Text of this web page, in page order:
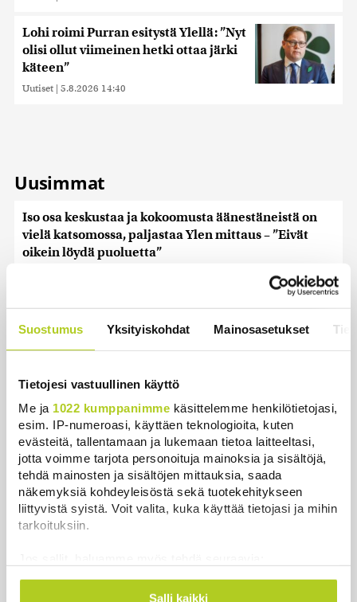
Suostumus Yksityiskohdat Mainosasetukset
Tietojesi vastuullinen käyttö
Me ja 1022 kumppanimme käsittelemme henkilötietojasi,
esim. IP-numeroasi, käyttäen teknologioita, kuten
evästeitä, tallentamaan ja lukemaan tietoa laitteeltasi,
jotta voimme tarjota personoituja mainoksia ja sisältöjä,
tehdä mainosten ja sisältöjen mittauksia, saada
näkemyksiä kohdeyleisöstä sekä tuotekehitykseen
liittyvistä syistä. Voit valita, kuka käyttää tietojasi ja mihin
tarkoituksiin.
Kerätä tietoja maantieteellisestä sijainnistasi,
mahdollisesti muutaman metrin tarkkuudella
Salli kaikki
Lohi roimi Purran esitystä Ylellä: ”Nyt
olisi ollut viimeinen hetki ottaa järki
käteen”
Uutiset | 5.8.2026 14:40
Uusimmat
Iso osa keskustaa ja kokoomusta äänestäneistä on
vielä katsomossa, paljastaa Ylen mittaus – ”Eivät
oikein löydä puoluetta”
Valaat ja delfiinit kaikkoavat, hait lähestyvät rantaa
– näin meren lämpeneminen näkyy Kaliforniassa
Uutiset | 6.8.2026 15:06
Ruotsi luovuttaa Venäjän varjolaivastoon kuuluvan
rahtialuksen Ukrainalle
Uutiset | 6.8.2026 14:03
Pohjois-Korea ampui tunnistamattoman ammuksen
Japaninmerelle
Uutiset | 6.8.2026 12:14
Maahanmuuttovirasto estää osaa marja-alan